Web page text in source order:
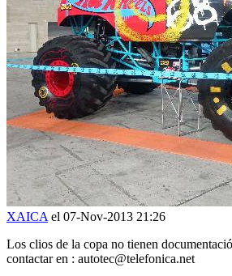
XAICA el 07-Nov-2013 21:26
Los clios de la copa no tienen
contactar en : autotec@telefonica.net
HAZLE UNA PREGUNTA A XAICA